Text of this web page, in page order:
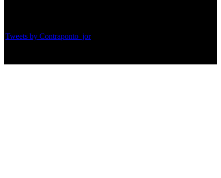
Tweets by Contraponto_jor